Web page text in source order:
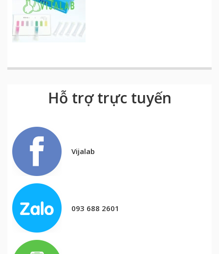
Hỗ trợ trực tuyến
Vijalab
093 688 2601